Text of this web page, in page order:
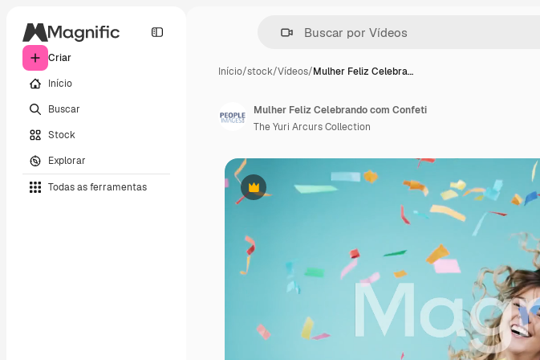
Criar
Início
Buscar
Stock
Explorar
Todas as ferramentas
Início/stock/Vídeos/Mulher Feliz Celebra…
Premium
Mulher Feliz Celebrando com Confeti
The Yuri Arcurs Collection